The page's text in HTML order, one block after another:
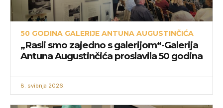
50 GODINA GALERIJE ANTUNA AUGUSTINČIĆA
„Rasli smo zajedno s galerijom“-Galerija
Antuna Augustinčića proslavila 50 godina
8. svibnja 2026.